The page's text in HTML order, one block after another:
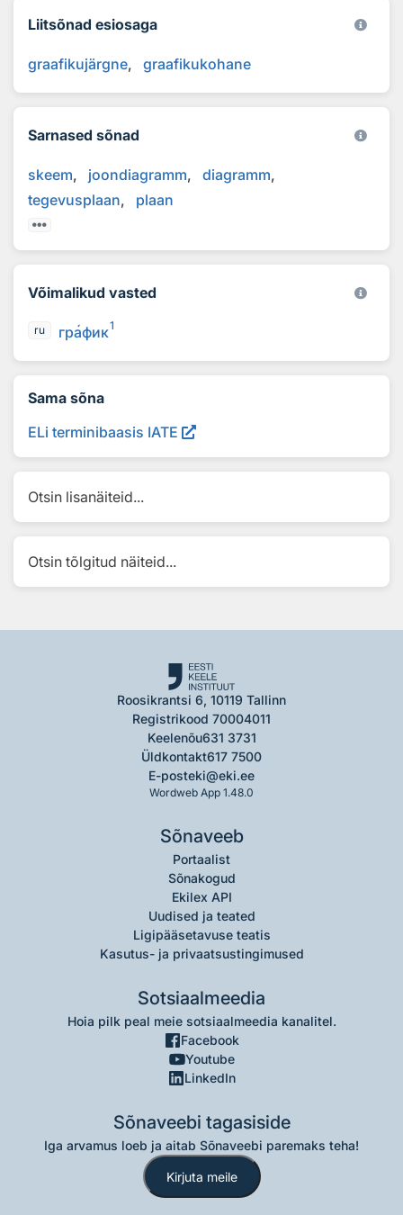
Liitsõnad esiosaga
graafikujärgne graafikukohane
Sarnased sõnad
skeem joondiagramm
diagramm
tegevusplaan
plaan
Võimalikud vasted
ru график1
Sama sõna
ELi terminibaasis IATE
Otsin lisanäiteid...
Otsin tõlgitud näiteid...
Roosikrantsi 6, 10119 Tallinn
Registrikood 70004011
Keelenõu631 3731
Üldkontakt617 7500
E-posteki@eki.ee
Wordweb App 1.48.0
Sõnaveeb
Portaalist
Sõnakogud
Ekilex API
Uudised ja teated
Ligipääsetavuse teatis
Kasutus- ja privaatsustingimused
Sotsiaalmeedia
Hoia pilk peal meie sotsiaalmeedia kanalitel.
Facebook
Youtube
LinkedIn
Sõnaveebi tagasiside
Iga arvamus loeb ja aitab Sõnaveebi paremaks teha!
Kirjuta meile